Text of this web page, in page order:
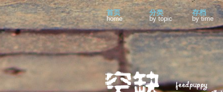
首页
home
分类
by topic
存档
by time